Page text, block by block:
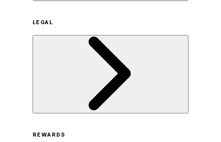
サステナビリティの取り組み（日本）
サステナビリティの取り組み（米国/英語）
ヒストリー
採用情報
LEGAL
REWARDS